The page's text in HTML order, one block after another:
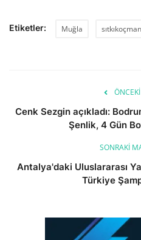
Etiketler: Muğla
Cenk Sezgin açıkladı:
Şenlik, 4 Gün
SONRAKI
Antalya'daki Uluslararası
Türkiye